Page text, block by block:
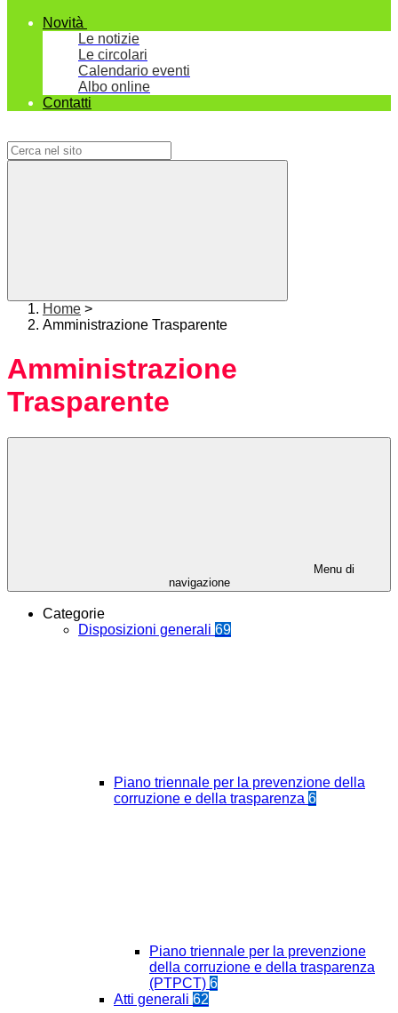
Novità
Le notizie
Le circolari
Calendario eventi
Albo online
Contatti
Home >
Amministrazione Trasparente
Amministrazione
Trasparente
Menu di
navigazione
Categorie
Disposizioni generali 69
Piano triennale per la prevenzione della
corruzione e della trasparenza 6
Piano triennale per la prevenzione
della corruzione e della trasparenza
(PTPCT) 6
Atti generali 62